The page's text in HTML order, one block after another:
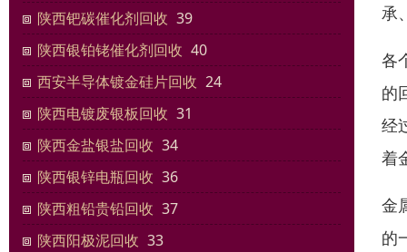
陕西钯碳催化剂回收 39
陕西银铂铑催化剂回收 40
西安半导体镀金硅片回收 24
陕西电镀废银板回收 31
陕西金盐银盐回收 34
陕西银锌电瓶回收 36
陕西粗铅贵铅回收 37
陕西阳极泥回收 33
承
各
的
经
着
金
的